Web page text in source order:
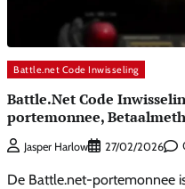
Battle.net Code Inwisseling
Battle.Net Code
portemonnee,
Jasper Harlow 27/02/2026
De Battle.net-portemonnee